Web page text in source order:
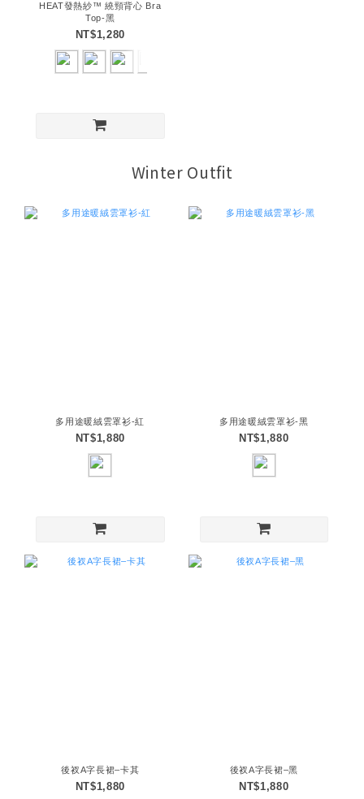
HEAT發熱紗™ 繞頸背心 Bra
Top-黑
NT$1,280
Winter Outfit
多用途暖絨雲罩衫-紅
NT$1,880
多用途暖絨雲罩衫-黑
NT$1,880
後衩A字長裙–卡其
NT$1,880
後衩A字長裙–黑
NT$1,880